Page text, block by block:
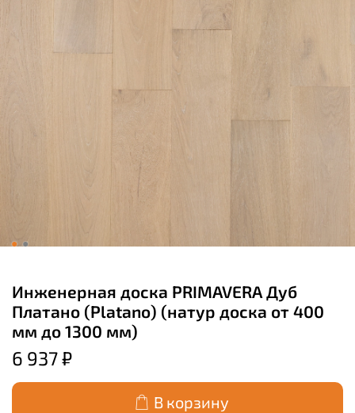
Инженерная доска PRIMAVERA Дуб
Платано (Platano) (натур доска от 400
мм до 1300 мм)
6 937 ₽
В корзину